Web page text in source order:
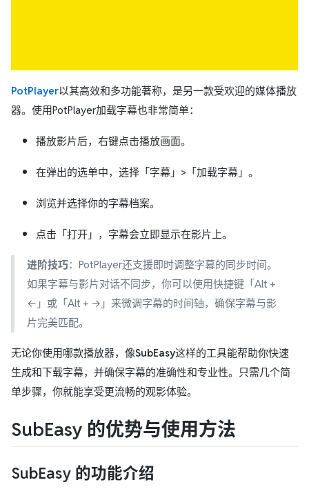
PotPlayer以其高效和多功能著称，是另一款受欢迎的媒体播放
器。使用PotPlayer加载字幕也非常简单：
播放影片后，右键点击播放画面。
在弹出的选单中，选择「字幕」>「加载字幕」。
浏览并选择你的字幕档案。
点击「打开」，字幕会立即显示在影片上。
进阶技巧：PotPlayer还支援即时调整字幕的同步时间。
如果字幕与影片对话不同步，你可以使用快捷键「Alt +
←」或「Alt + →」来微调字幕的时间轴，确保字幕与影
片完美匹配。
无论你使用哪款播放器，像SubEasy这样的工具能帮助你快速
生成和下载字幕，并确保字幕的准确性和专业性。只需几个简
单步骤，你就能享受更流畅的观影体验。
SubEasy 的优势与使用方法
SubEasy 的功能介绍